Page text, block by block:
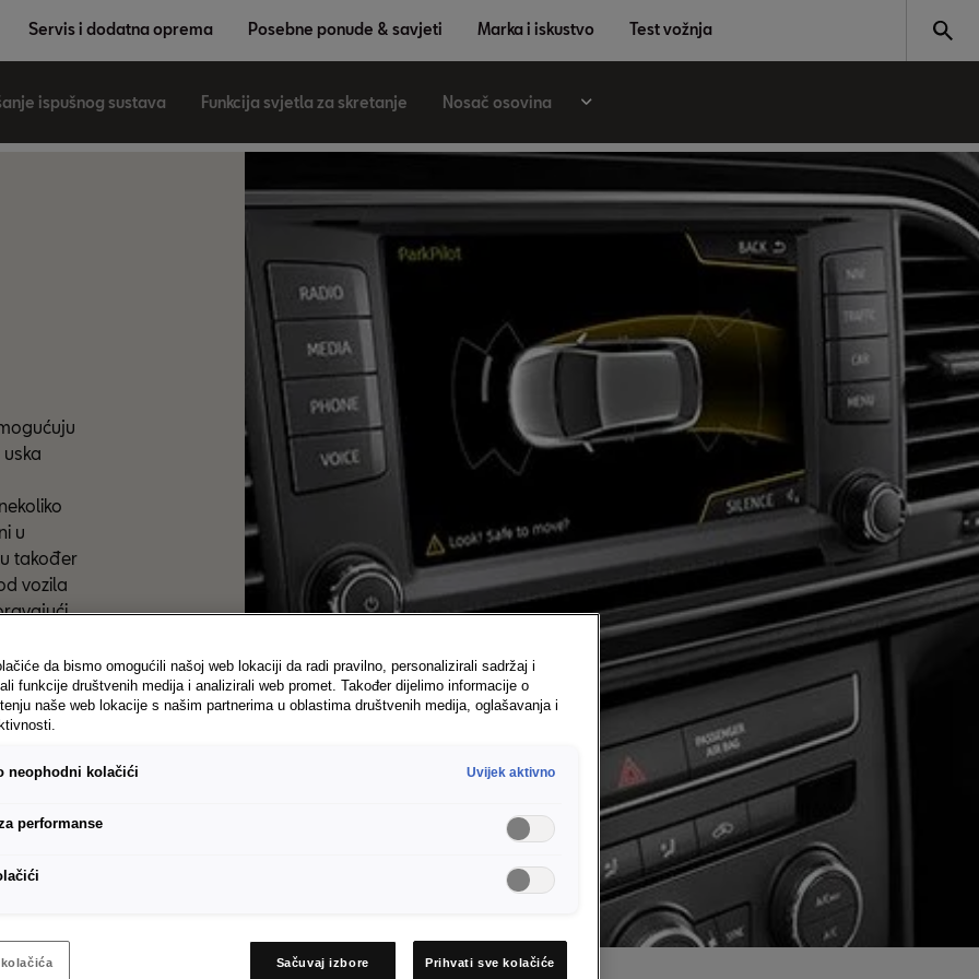
Servis i dodatna oprema Posebne ponude & savjeti Marka i iskustvo Test vožnja
ispušnog sustava Funkcija svjetla za skretanje Nosač osovina
u
također
vozila
pruža
pri
ili iza
se
na
da bismo omogućili našoj web lokaciji da radi pravilno, personalizirali sadržaj i
funkcije društvenih medija i analizirali web promet. Također dijelimo informacije o
naše web lokacije s našim partnerima u oblastima društvenih medija, oglašavanja i
neophodni kolačići Uvijek aktivno
performanse
Sačuvaj izbore Prihvati sve kolačiće